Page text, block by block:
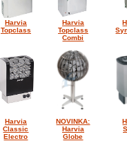
Harvia
Topclass
Harvia
Topclass
Combi
Harvia
Classic
Electro
NOVINKA:
Harvia
Globe